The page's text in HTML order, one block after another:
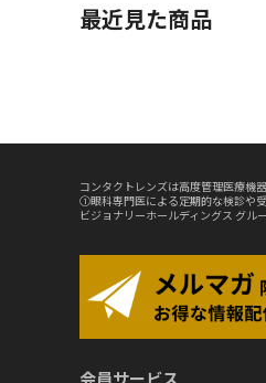
最近見た商品
コンタクトレンズは高度管理医療機
①眼科専門医による定期的な検診や
ビジョナリーホールディングス グル
会員サービス